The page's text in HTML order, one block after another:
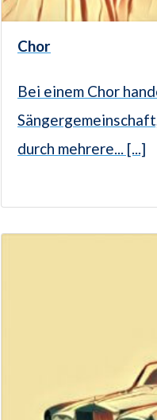
Chor
Bei einem Chor
durch mehrere... [...]